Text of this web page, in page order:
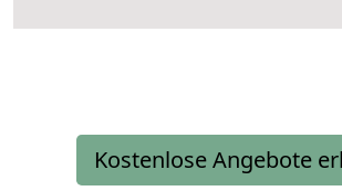
Kostenlose Angebote